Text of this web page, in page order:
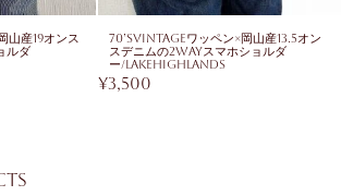
産19オンス
ルダ
70’sVintageワッペン×岡山産13.5オン
スデニムの2WAYスマホショルダ
ー/lakehighlands
¥3,500